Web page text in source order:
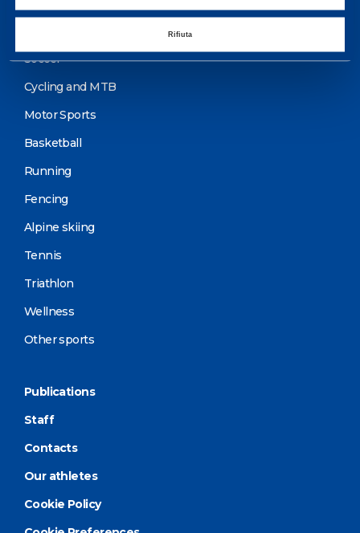
Rifiuta
Soccer
Cycling and MTB
Motor Sports
Basketball
Running
Fencing
Alpine skiing
Tennis
Triathlon
Wellness
Other sports
Publications
Staff
Contacts
Our athletes
Cookie Policy